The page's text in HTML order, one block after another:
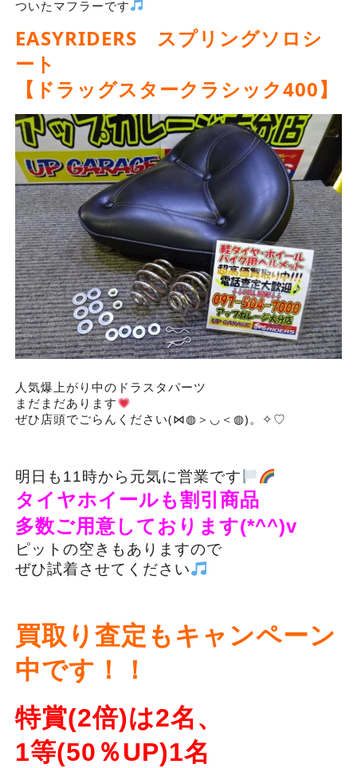
ついたマフラーです
EASYRIDERS スプリングソロシ
ート
【ドラッグスタークラシック400】
人気爆上がり中のドラスタパーツ
まだまだあります
ぜひ店頭でごらんください(⋈◍＞◡＜◍)。✧♡
明日も11時から元気に営業です
タイヤホイールも割引商品
多数ご用意しております(*^^)v
ピットの空きもありますので
ぜひ試着させてください
買取り査定もキャンペーン
中です！！
特賞(2倍)は2名、
1等(50％UP)1名